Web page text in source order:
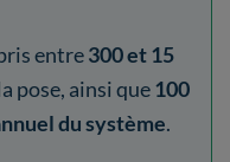
entre300 et 15
pose, ainsi que100
du système.